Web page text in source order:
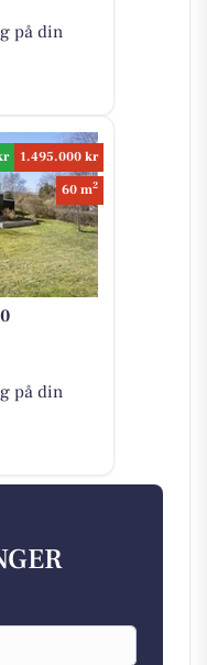
på din
1.495.000 kr
60 m2
på din